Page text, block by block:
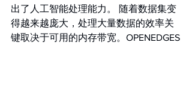
出了人工智能处理能力。 随着数据集变
得越来越庞大，处理大量数据的效率关
键取决于可用的内存带宽。OPENEDGES